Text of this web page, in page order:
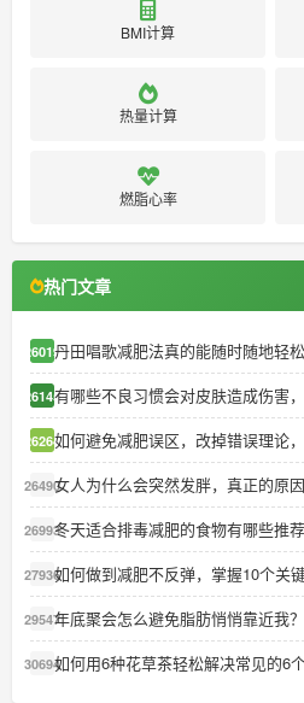
BMI计算
热量计算
燃脂心率
热门文章
26019丹田唱歌减肥法真的能随时随地轻松
26145有哪些不良习惯会对皮肤造成伤害
26264如何避免减肥误区，改掉错误理论
26490女人为什么会突然发胖，真正的原因
26993冬天适合排毒减肥的食物有哪些推荐
27936如何做到减肥不反弹，掌握10个关键
29547年底聚会怎么避免脂肪悄悄靠近我？
30694如何用6种花草茶轻松解决常见的6